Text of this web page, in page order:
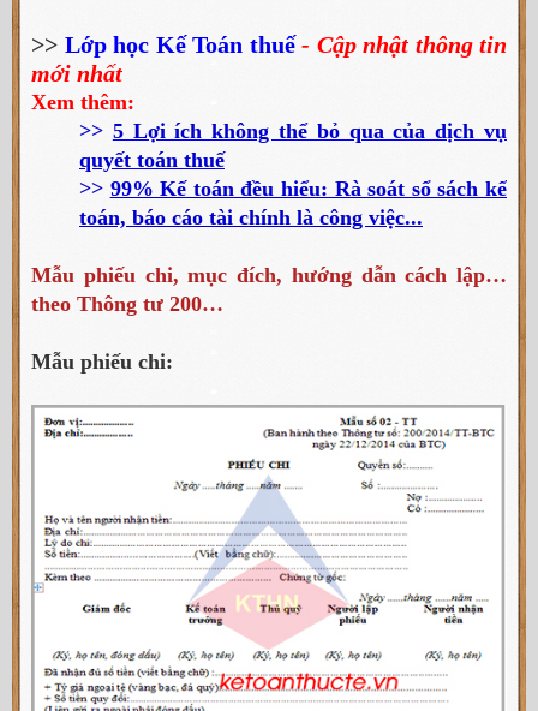
>> Lớp học Kế Toán thuế- Cập nhật thông tin
mới nhất
Xem thêm:
>> 5 Lợi ích không thể bỏ qua của dịch vụ
quyết toán thuế
>> 99% Kế toán đều hiểu: Rà soát sổ sách kế
toán, báo cáo tài chính là công việc...
Mẫu phiếu chi, mục đích, hướng dẫn cách lập…
theo Thông tư 200…
Mẫu phiếu chi: